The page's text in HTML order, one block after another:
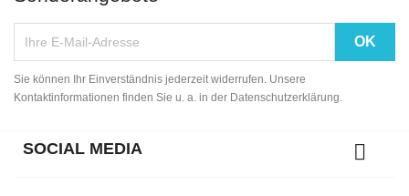
Sie können Ihr Einverständnis jederzeit widerrufen. Unsere
Kontaktinformationen finden Sie u. a. in der Datenschutzerklärung.
SOCIAL MEDIA 